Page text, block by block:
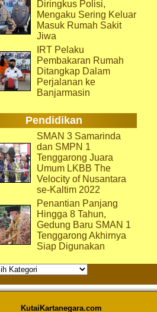
Diringkus Polisi,
Mengaku Sering Keluar
Masuk Rumah Sakit
Jiwa
IRT Pelaku
Pembakaran Rumah
Ditangkap Dalam
Perjalanan ke
Banjarmasin
Pendidikan
SMAN 3 Samarinda
dan SMPN 1
Tenggarong Juara
Umum LKBB The
Velocity of Nusantara
se-Kaltim 2022
Penantian Panjang
Hingga 8 Tahun,
Gedung Baru SMAN 1
Tenggarong Akhirnya
Siap Digunakan
KutaiKartanegara.com